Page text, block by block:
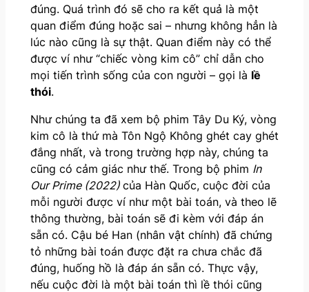
đúng. Quá trình đó sẽ cho ra kết quả là một
quan điểm đúng hoặc sai – nhưng không hẳn là
lúc nào cũng là sự thật. Quan điểm này có thể
được ví như “chiếc vòng kim cô” chỉ dẫn cho
mọi tiến trình sống của con người – gọi là lề
thói.
Như chúng ta đã xem bộ phim Tây Du Ký, vòng
kim cô là thứ mà Tôn Ngộ Không ghét cay ghét
đắng nhất, và trong trường hợp này, chúng ta
cũng có cảm giác như thế. Trong bộ phim In
Our Prime (2022) của Hàn Quốc, cuộc đời của
mỗi người được ví như một bài toán, và theo lẽ
thông thường, bài toán sẽ đi kèm với đáp án
sẵn có. Cậu bé Han (nhân vật chính) đã chứng
tỏ những bài toán được đặt ra chưa chắc đã
đúng, huống hồ là đáp án sẵn có. Thực vậy,
nếu cuộc đời là một bài toán thì lề thói cũng